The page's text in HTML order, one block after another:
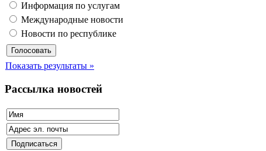
Информация по услугам
Международные новости
Новости по республике
Показать результаты »
Рассылка новостей